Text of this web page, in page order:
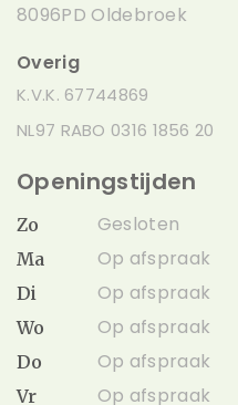
8096PD Oldebroek
Overig
K.V.K. 67744869
NL97 RABO 0316 1856 20
Openingstijden
Zo Gesloten
Ma Op afspraak
Di Op afspraak
Wo Op afspraak
Do Op afspraak
Vr Op afspraak